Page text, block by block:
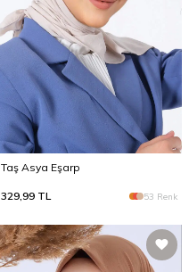
Taş Asya Eşarp
329,99 TL 53 Renk